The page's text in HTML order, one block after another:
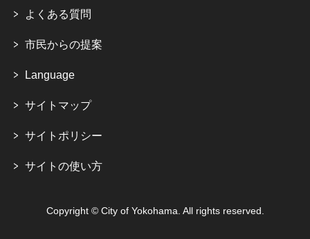
よくある質問
市民からの提案
Language
サイトマップ
サイトポリシー
サイトの使い方
Copyright © City of Yokohama. All rights reserved.